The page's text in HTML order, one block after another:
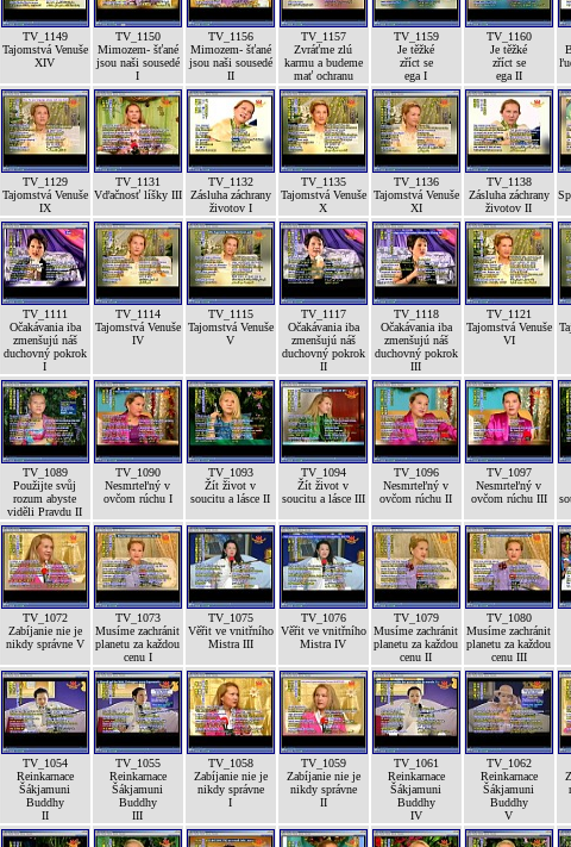
TV_1149
Tajomstvá Venuše
XIV
TV_1150
Mimozem- šťané
jsou naši sousedé
I
TV_1156
Mimozem- šťané
jsou naši sousedé
II
TV_1157
Zvráťme zlú
karmu a budeme
mať ochranu
TV_1159
Je těžké
zříct se
ega I
TV_1160
Je těžké
zříct se
ega II
TV_1129
Tajomstvá Venuše
IX
TV_1131
Vďačnosť líšky III
TV_1132
Zásluha záchrany
životov I
TV_1135
Tajomstvá Venuše
X
TV_1136
Tajomstvá Venuše
XI
TV_1138
Zásluha záchrany
životov II
TV_1111
Očakávania iba
zmenšujú náš
duchovný pokrok
I
TV_1114
Tajomstvá Venuše
IV
TV_1115
Tajomstvá Venuše
V
TV_1117
Očakávania iba
zmenšujú náš
duchovný pokrok
II
TV_1118
Očakávania iba
zmenšujú náš
duchovný pokrok
III
TV_1121
Tajomstvá Venuše
VI
TV_1089
Použijte svůj
rozum abyste
viděli Pravdu II
TV_1090
Nesmrteľný v
ovčom rúchu I
TV_1093
Žít život v
soucitu a lásce II
TV_1094
Žít život v
soucitu a lásce III
TV_1096
Nesmrteľný v
ovčom rúchu II
TV_1097
Nesmrteľný v
ovčom rúchu III
TV_1072
Zabíjanie nie je
nikdy správne V
TV_1073
Musíme zachránit
planetu za každou
cenu I
TV_1075
Věřit ve vnitřního
Mistra III
TV_1076
Věřit ve vnitřního
Mistra IV
TV_1079
Musíme zachránit
planetu za každou
cenu II
TV_1080
Musíme zachránit
planetu za každou
cenu III
TV_1054
Reinkarnace
Šákjamuni
Buddhy
II
TV_1055
Reinkarnace
Šákjamuni
Buddhy
III
TV_1058
Zabíjanie nie je
nikdy správne
I
TV_1059
Zabíjanie nie je
nikdy správne
II
TV_1061
Reinkarnace
Šákjamuni
Buddhy
IV
TV_1062
Reinkarnace
Šákjamuni
Buddhy
V